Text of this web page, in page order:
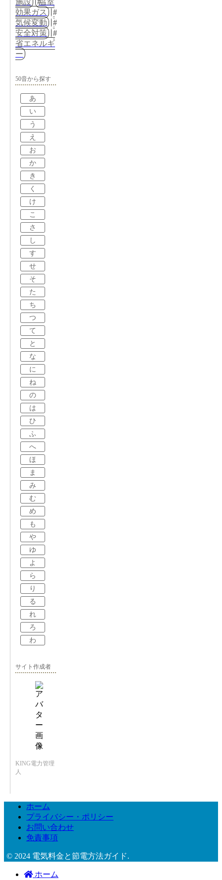
効果ガス
気候変動
安全対策
省エネルギ
ー
50音から探す
あ
い
う
え
お
か
き
く
け
こ
さ
し
す
せ
そ
た
ち
つ
て
と
な
に
ね
の
は
ひ
ふ
へ
ほ
ま
み
む
め
も
や
ゆ
よ
ら
り
る
れ
ろ
わ
サイト作成者
KING電力管理
人
ホーム
プライバシー・ポリシー
お問い合わせ
免責事項
© 2024 電気料金と節電方法ガイド.
ホーム